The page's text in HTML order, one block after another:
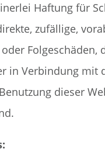
Haftung für
zufällige,
Folgeschäden,
in Verbindung mit
dieser